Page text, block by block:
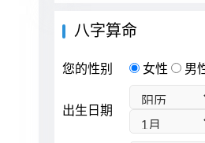
八字算命
您的性别 女性 男
出生日期